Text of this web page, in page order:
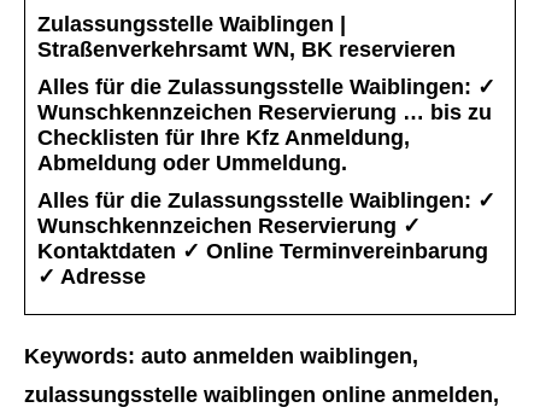
Zulassungsstelle Waiblingen |
Straßenverkehrsamt WN, BK reservieren
Alles für die Zulassungsstelle Waiblingen: ✓
Wunschkennzeichen Reservierung … bis zu
Checklisten für Ihre Kfz Anmeldung,
Abmeldung oder Ummeldung.
Alles für die Zulassungsstelle Waiblingen: ✓
Wunschkennzeichen Reservierung ✓
Kontaktdaten ✓ Online Terminvereinbarung
✓ Adresse
Keywords: auto anmelden waiblingen,
zulassungsstelle waiblingen online anmelden,